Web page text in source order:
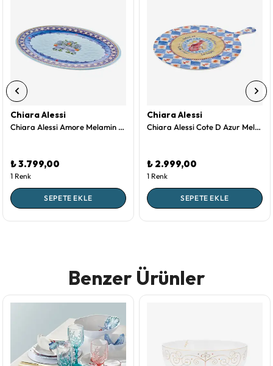
Chiara Alessi
Chiara Alessi Amore Melamin Servis Tabağı 50 Cm
₺ 3.799,00
1 Renk
SEPETE EKLE
Chiara Alessi
Chiara Alessi Cote D Azur Melamin Sunum Tahtası 41 Cm
₺ 2.999,00
1 Renk
SEPETE EKLE
Benzer Ürünler